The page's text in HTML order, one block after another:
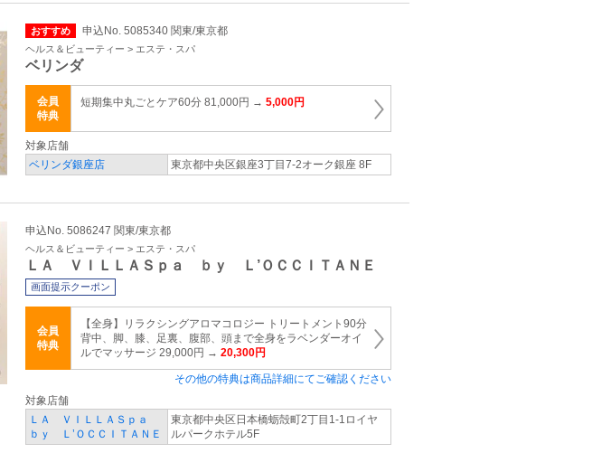
おすすめ 申込No. 5085340 関東/東京都
ヘルス＆ビューティー > エステ・スパ
ベリンダ
会員
特典
短期集中丸ごとケア60分 81,000円 → 5,000円
対象店舗
ベリンダ銀座店
東京都中央区銀座3丁目7-2オーク銀座 8F
申込No. 5086247 関東/東京都
ヘルス＆ビューティー > エステ・スパ
ＬＡ ＶＩＬＬＡＳｐａ ｂｙ Ｌ’ＯＣＣＩＴＡＮＥ
画面提示クーポン
会員
特典
【全身】リラクシングアロマコロジー トリートメント90分
背中、脚、膝、足裏、腹部、頭まで全身をラベンダーオイ
ルでマッサージ 29,000円 → 20,300円
その他の特典は商品詳細にてご確認ください
対象店舗
ＬＡ ＶＩＬＬＡＳｐａ
ｂｙ Ｌ’ＯＣＣＩＴＡＮＥ
東京都中央区日本橋蛎殻町2丁目1-1ロイヤ
ルパークホテル5F